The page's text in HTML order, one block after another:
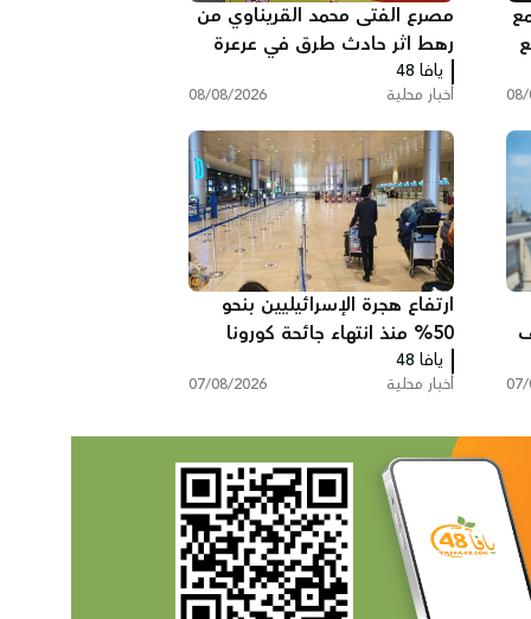
مصرع الفتى محمد القريناوي من
رهط اثر حادث طرق في عرعرة
النقب
يافا 48
أخبار محلية 08/08/2026
ارتفاع هجرة الإسرائيليين بنحو
50% منذ انتهاء جائحة كورونا
وخسائر ضريبية بمليارات
الشواكل
يافا 48
أخبار محلية 07/08/2026